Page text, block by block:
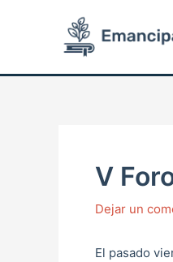
V
Dejar un
El pasado
navigation